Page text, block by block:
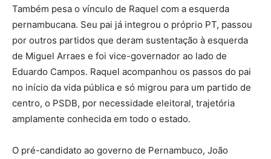
Também pesa o vínculo de Raquel com a esquerda
pernambucana. Seu pai já integrou o próprio PT, passou
por outros partidos que deram sustentação à esquerda
de Miguel Arraes e foi vice-governador ao lado de
Eduardo Campos. Raquel acompanhou os passos do pai
no início da vida pública e só migrou para um partido de
centro, o PSDB, por necessidade eleitoral, trajetória
amplamente conhecida em todo o estado.
O pré-candidato ao governo de Pernambuco, João